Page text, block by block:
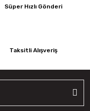
Süper Hızlı Gönderi
Taksitli Alışveriş